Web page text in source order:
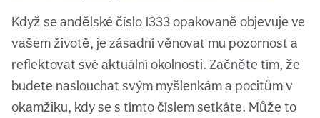
Když se andělské číslo 1333 opakovaně objevuje ve
vašem životě, je zásadní věnovat mu pozornost a
reflektovat své aktuální okolnosti. Začněte tím, že
budete naslouchat svým myšlenkám a pocitům v
okamžiku, kdy se s tímto číslem setkáte. Může to